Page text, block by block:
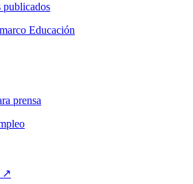
publicados
Educación
prensa
↗